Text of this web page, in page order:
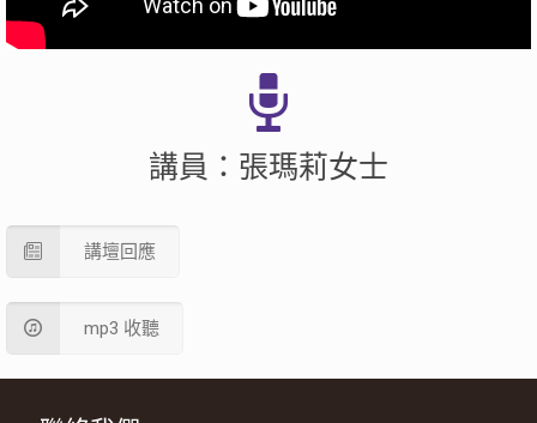
講員：張瑪莉女士
講壇回應
mp3 收聽